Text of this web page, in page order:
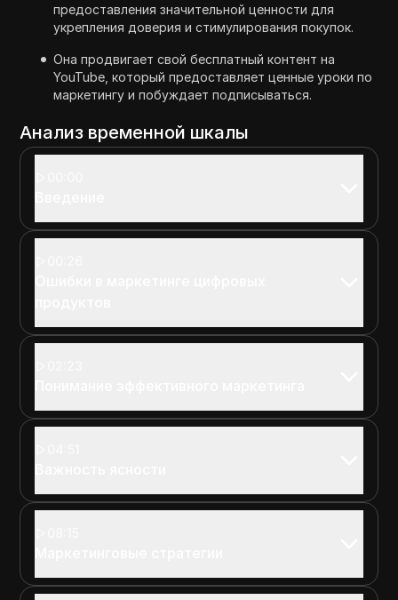
предоставления значительной ценности для
укрепления доверия и стимулирования покупок.
Она продвигает свой бесплатный контент на
YouTube, который предоставляет ценные уроки по
маркетингу и побуждает подписываться.
Анализ временной шкалы